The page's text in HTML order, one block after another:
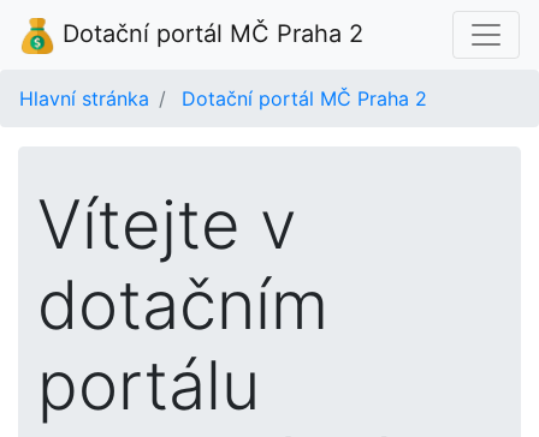
Dotační portál MČ Praha 2
Hlavní stránka Dotační portál MČ Praha 2
Vítejte v
dotačním
portálu